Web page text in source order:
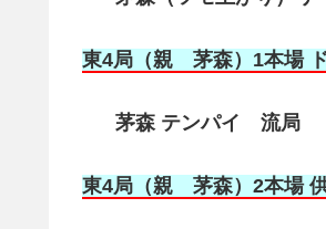
東4局（親 茅森）1本場
茅森 テンパイ 流局
東4局（親 茅森）2本場